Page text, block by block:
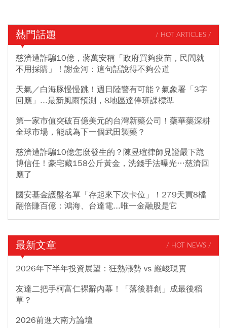
熱門話題 / HOT ARTICLES /
慈濟遭詐騙10億，蔣萬安稱「政府買夠疫苗，民間就
不用採購」！謝金河：這句話說得不夠公道
天氣／白海豚慢慢跳！週日陸警有可能？氣象署「3字
回應」...最新風雨預測，8地區達停班課標準
第一家市值突破百億美元的台灣新藥公司！藥華藥深耕
全球市場，能成為下一個武田製藥？
慈濟遭詐騙10億怎麼發生的？陳昱瑄律師見證嚴下跪
博信任！豪宅藏158公斤黃金，洗錢手法曝光…慈濟回
應了
國安基金護盤名單「存起來下次卡位」！279天買8檔
翻倍賺百億：鴻海、台達電...唯一金融股是它
最新文章 / HOT NEWS /
2026年下半年投資展望：狂熱漲勢 vs 嚴峻現實
友達二把手柯富仁裸辭內幕！「落後群創」成最後稻
草？
2026前進大南方論壇